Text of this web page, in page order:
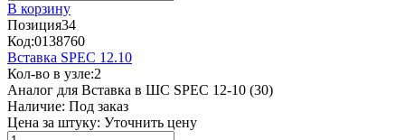
В корзину
Позиция34
Код:0138760
Вставка SPEC 12.10
Кол-во в узле:2
Аналог для Вставка в ШС SPEC 12-10 (30)
Наличие: Под заказ
Цена за штуку: Уточнить цену